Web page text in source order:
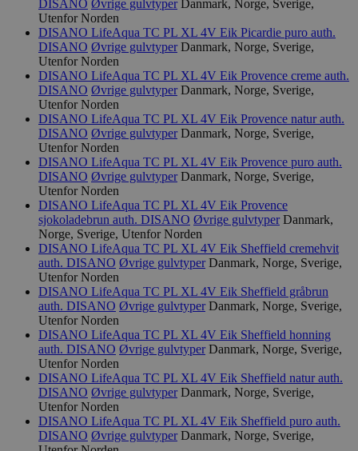
DISANO Øvrige gulvtyper Danmark, Norge, Sverige,
Utenfor Norden
DISANO LifeAqua TC PL XL 4V Eik Picardie puro auth.
DISANO Øvrige gulvtyper Danmark, Norge, Sverige,
Utenfor Norden
DISANO LifeAqua TC PL XL 4V Eik Provence creme auth.
DISANO Øvrige gulvtyper Danmark, Norge, Sverige,
Utenfor Norden
DISANO LifeAqua TC PL XL 4V Eik Provence natur auth.
DISANO Øvrige gulvtyper Danmark, Norge, Sverige,
Utenfor Norden
DISANO LifeAqua TC PL XL 4V Eik Provence puro auth.
DISANO Øvrige gulvtyper Danmark, Norge, Sverige,
Utenfor Norden
DISANO LifeAqua TC PL XL 4V Eik Provence
sjokoladebrun auth. DISANO Øvrige gulvtyper Danmark,
Norge, Sverige, Utenfor Norden
DISANO LifeAqua TC PL XL 4V Eik Sheffield cremehvit
auth. DISANO Øvrige gulvtyper Danmark, Norge, Sverige,
Utenfor Norden
DISANO LifeAqua TC PL XL 4V Eik Sheffield gråbrun
auth. DISANO Øvrige gulvtyper Danmark, Norge, Sverige,
Utenfor Norden
DISANO LifeAqua TC PL XL 4V Eik Sheffield honning
auth. DISANO Øvrige gulvtyper Danmark, Norge, Sverige,
Utenfor Norden
DISANO LifeAqua TC PL XL 4V Eik Sheffield natur auth.
DISANO Øvrige gulvtyper Danmark, Norge, Sverige,
Utenfor Norden
DISANO LifeAqua TC PL XL 4V Eik Sheffield puro auth.
DISANO Øvrige gulvtyper Danmark, Norge, Sverige,